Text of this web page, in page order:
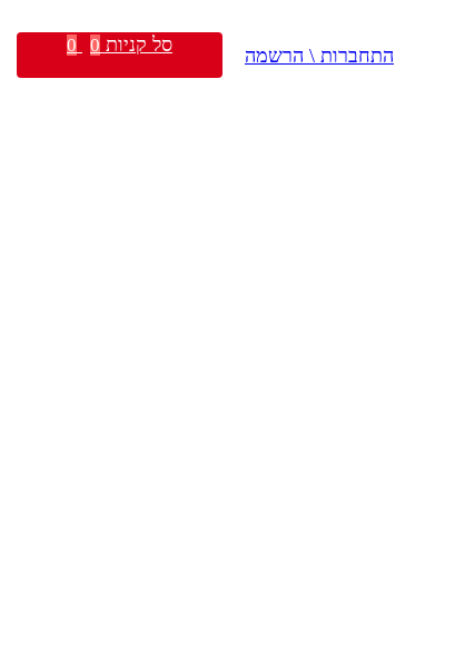
התחברות \ הרשמה סל קניות 0
0